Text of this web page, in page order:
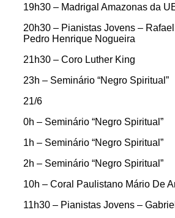
19h30 – Madrigal Amazonas da
20h30 – Pianistas Jovens –
Pedro Henrique Nogueira
21h30 – Coro Luther King
23h – Seminário “Negro Spiritual”
21/6
0h – Seminário “Negro Spiritual”
1h – Seminário “Negro Spiritual”
2h – Seminário “Negro Spiritual”
10h – Coral Paulistano Mário De
11h30 – Pianistas Jovens –